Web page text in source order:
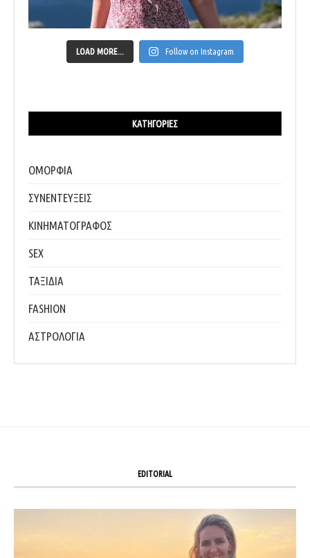
LOAD MORE... Follow on Instagram
ΚΑΤΗΓΟΡΊΕΣ
ΟΜΟΡΦΙΑ
ΣΥΝΕΝΤΕΥΞΕΙΣ
ΚΙΝΗΜΑΤΟΓΡΑΦΟΣ
SEX
ΤΑΞΙΔΙΑ
FASHION
ΑΣΤΡΟΛΟΓΙΑ
EDITORIAL